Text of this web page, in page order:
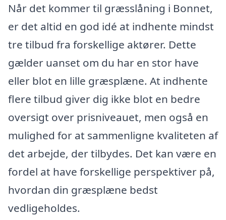
Når det kommer til græsslåning i Bonnet,
er det altid en god idé at indhente mindst
tre tilbud fra forskellige aktører. Dette
gælder uanset om du har en stor have
eller blot en lille græsplæne. At indhente
flere tilbud giver dig ikke blot en bedre
oversigt over prisniveauet, men også en
mulighed for at sammenligne kvaliteten af
det arbejde, der tilbydes. Det kan være en
fordel at have forskellige perspektiver på,
hvordan din græsplæne bedst
vedligeholdes.